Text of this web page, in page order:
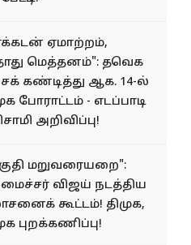
ஏமாற்றம்,
மெத்தனம்": தவெக
கண்டித்து ஆக. 14-ல்
போராட்டம் - எடப்பாடி
அறிவிப்பு!
மறுவரையறை":
விஜய் நடத்திய
கூட்டம்! திமுக,
புறக்கணிப்பு!